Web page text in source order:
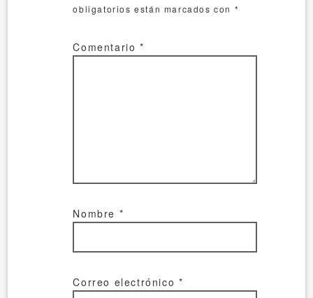
obligatorios están marcados con *
Comentario*
Nombre *
Correo electrónico *